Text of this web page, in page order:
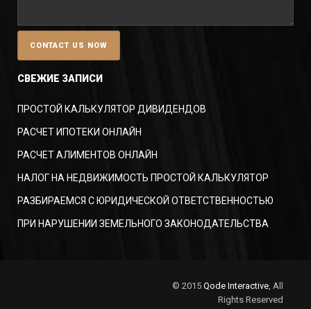
СВЕЖИЕ ЗАПИСИ
ПРОСТОЙ КАЛЬКУЛЯТОР ДИВИДЕНДОВ
РАСЧЕТ ИПОТЕКИ ОНЛАЙН
РАСЧЕТ АЛИМЕНТОВ ОНЛАЙН
НАЛОГ НА НЕДВИЖИМОСТЬ ПРОСТОЙ КАЛЬКУЛЯТОР
РАЗБИРАЕМСЯ С ЮРИДИЧЕСКОЙ ОТВЕТСТВЕННОСТЬЮ
ПРИ НАРУШЕНИИ ЗЕМЕЛЬНОГО ЗАКОНОДАТЕЛЬСТВА
© 2015 Qode Interactive , All
Rights Reserved